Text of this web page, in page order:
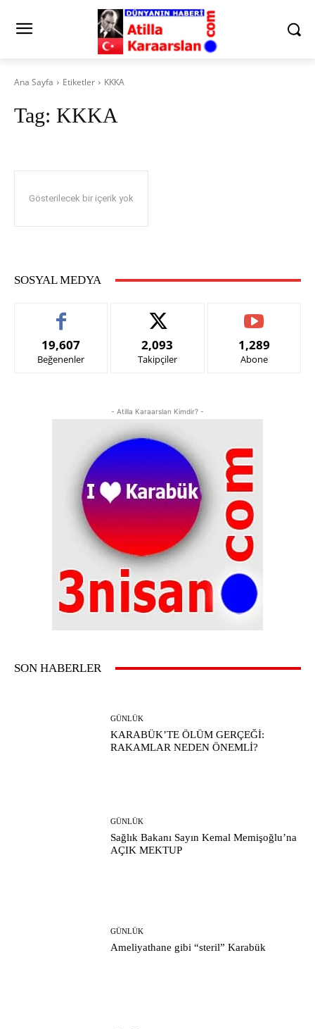
Ana Sayfa Etiketler KKKA
Tag: KKKA
Gösterilecek bir içerik yok
SOSYAL MEDYA
19,607
Beğenenler
2,093
Takipçiler
1,289
Abone
- Atilla Karaarslan Kimdir? -
SON HABERLER
GÜNLÜK
KARABÜK’TE ÖLÜM GERÇEĞİ:
RAKAMLAR NEDEN ÖNEMLİ?
GÜNLÜK
Sağlık Bakanı Sayın Kemal Memişoğlu’na
AÇIK MEKTUP
GÜNLÜK
Ameliyathane gibi “steril” Karabük